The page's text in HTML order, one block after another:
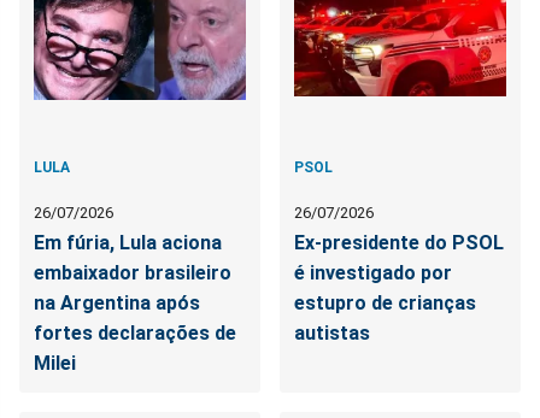
LULA
26/07/2026
Em fúria, Lula aciona
embaixador brasileiro
na Argentina após
fortes declarações de
Milei
PSOL
26/07/2026
Ex-presidente do PSOL
é investigado por
estupro de crianças
autistas